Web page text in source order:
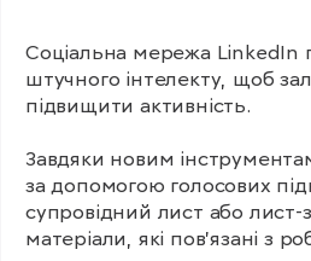
Соціальна мережа LinkedIn
штучного інтелекту, щоб
підвищити активність.
Завдяки новим
за допомогою голосових
супровідний лист або лист-
матеріали, які пов’язані з